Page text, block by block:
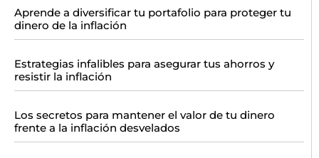
Aprende a diversificar tu portafolio para proteger tu
dinero de la inflación
Estrategias infalibles para asegurar tus ahorros y
resistir la inflación
Los secretos para mantener el valor de tu dinero
frente a la inflación desvelados